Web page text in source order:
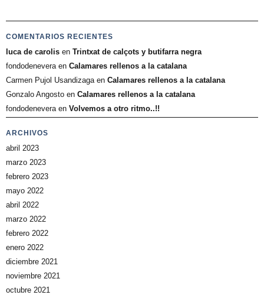
COMENTARIOS RECIENTES
luca de carolis en Trintxat de calçots y butifarra negra
fondodeneveraen Calamares rellenos a la catalana
Carmen Pujol Usandizagaen Calamares rellenos a la catalana
Gonzalo Angosto en Calamares rellenos a la catalana
fondodeneveraen Volvemos a otro ritmo..!!
ARCHIVOS
abril 2023
marzo 2023
febrero 2023
mayo 2022
abril 2022
marzo 2022
febrero 2022
enero 2022
diciembre 2021
noviembre 2021
octubre 2021